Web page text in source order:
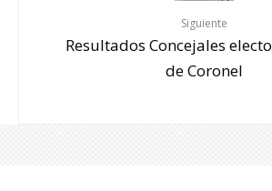
Siguiente
Resultados Concejales
de Coronel